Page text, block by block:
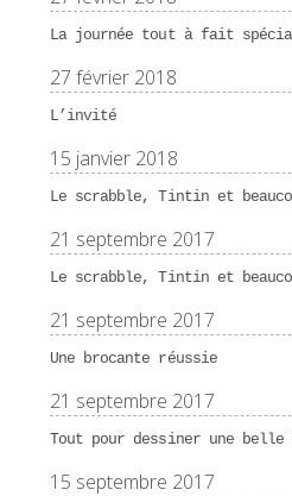
La journée tout à fait
27 février 2018
L’invité
15 janvier 2018
Le scrabble, Tintin et
21 septembre 2017
Le scrabble, Tintin et
21 septembre 2017
Une brocante réussie
21 septembre 2017
Tout pour dessiner une belle
15 septembre 2017